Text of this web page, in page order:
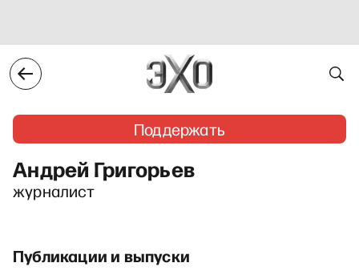
Поддержать
Андрей Григорьев
журналист
Публикации и выпуски